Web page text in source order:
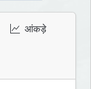
आंकड़े